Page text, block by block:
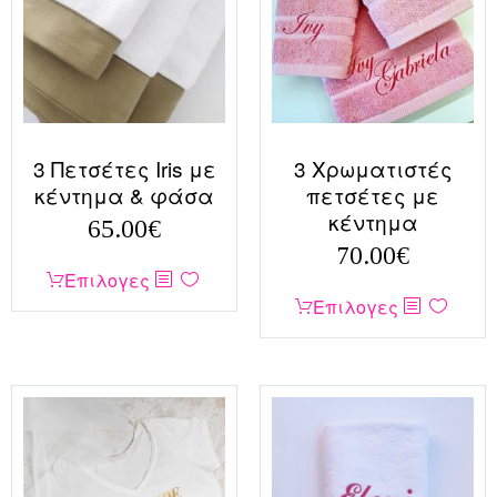
επιλογές
μπορούν
να
επιλεγούν
σελίδα
του
προϊόντος
3 Πετσέτες Iris με
κέντημα & φάσα
65.00€
Επιλογες
Αυτό
το
πολλαπλές
παραλλαγές.
Οι
επιλογές
3 Χρωματιστές
πετσέτες με
κέντημα
70.00€
Επιλογες
Αυτό
το
έχει